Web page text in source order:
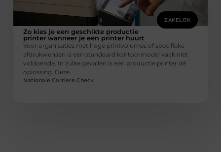
ZAKELIJK
Zo kies je een geschikte productie
printer wanneer je een printer huurt
Voor organisaties met hoge printvolumes of specifieke
afdrukwensen is een standaard kantoormodel vaak niet
voldoende. In zulke gevallen is een productie printer dé
oplossing. Deze
Nationale Carriere Check